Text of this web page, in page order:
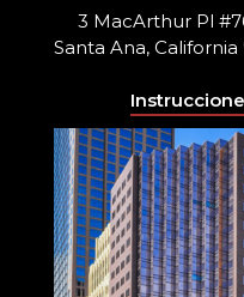
3 MacArthur Pl
Santa Ana,